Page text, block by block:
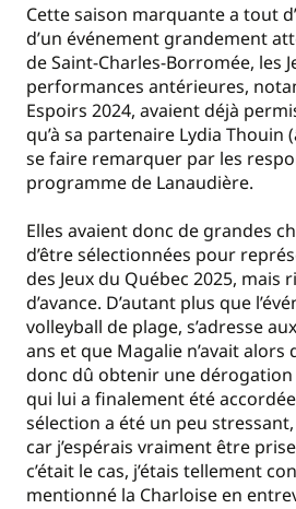
Cette saison marquante a tout
d’un événement grandement
de Saint-Charles-Borromée, les
performances antérieures,
Espoirs 2024, avaient déjà
qu’à sa partenaire Lydia Thouin
se faire remarquer par les
programme de Lanaudière.
Elles avaient donc de grandes
d’être sélectionnées pour
des Jeux du Québec 2025, mais
d’avance. D’autant plus que
volleyball de plage, s’adresse
ans et que Magalie n’avait alors
donc dû obtenir une dérogation
qui lui a finalement été
sélection a été un peu stressant,
car j’espérais vraiment être
c’était le cas, j’étais tellement
mentionné la Charloise en